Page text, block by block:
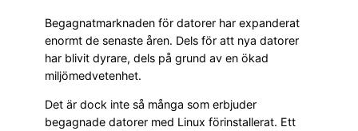
Begagnatmarknaden för datorer har expanderat
enormt de senaste åren. Dels för att nya datorer
har blivit dyrare, dels på grund av en ökad
miljömedvetenhet.
Det är dock inte så många som erbjuder
begagnade datorer med Linux förinstallerat. Ett